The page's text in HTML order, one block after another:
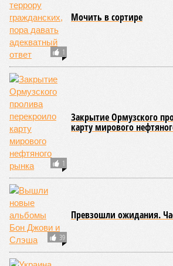
Героини мультика «Три богатыря».
России.
Героини мультика «Три богатыря» (фото: rutube.ru/
В англоязычном «Тик Токе» новый хит.
надевают самодельные сарафаны и
устраивают пляску, подражая
«Добрыня Никитич и Змей Горыныч». В
с хештегами #3 slavicdivas (три
набирают десятки тысяч просмотров.
Понятно, что это сиюминутная мода и
Однако можно вспомнить, как полгода
but…
«Я не русский/русская, но…», –
американцы, испанцы, японцы и т.д.,
исполнять на русском языке советские
А чего стоит недавний ИИ-трюк с
помощью нейросети заставили петь